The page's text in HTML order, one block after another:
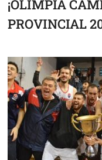
¡OLIMPIA
PROVINCIAL